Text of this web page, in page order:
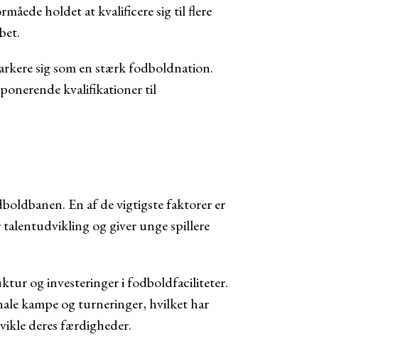
holdet at kvalificere sig til flere
sig som en stærk fodboldnation.
kvalifikationer til
En af de vigtigste faktorer er
og giver unge spillere
og investeringer i fodboldfaciliteter.
kampe og turneringer, hvilket har
deres færdigheder.